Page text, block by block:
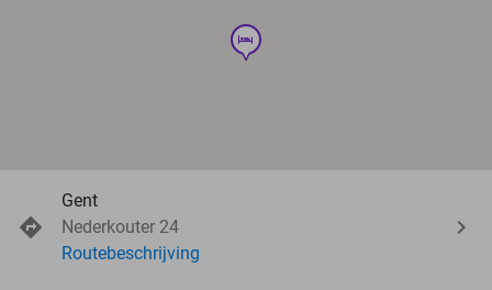
hotel
Gent
Nederkouter 24
Routebeschrijving